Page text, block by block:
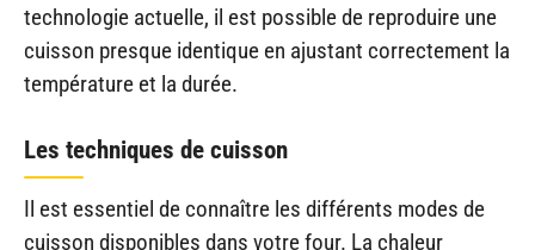
technologie actuelle, il est possible de reproduire une
cuisson presque identique en ajustant correctement la
température et la durée.
Les techniques de cuisson
Il est essentiel de connaître les différents modes de
cuisson disponibles dans votre four. La chaleur